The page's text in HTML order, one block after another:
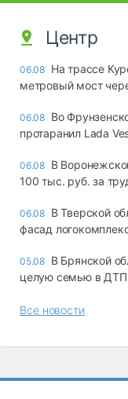
Центр
06.08 На трассе
метровый мост
06.08 Во
протаранил Lada
06.08 В
100 тыс. руб. за
06.08 В Тверской
фасад
05.08 В Брянской
целую семью в ДТП
Все новости